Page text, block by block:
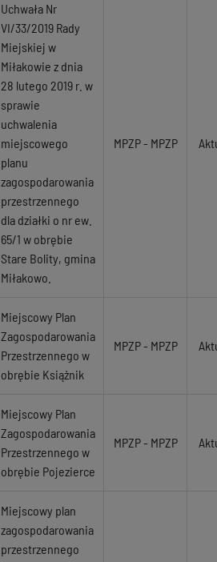
Uchwała Nr
VI/33/2019 Rady
Miejskiej w
Miłakowie z dnia
28 lutego 2019 r. w
sprawie
uchwalenia
miejscowego
planu
zagospodarowania
przestrzennego
dla działki o nr ew.
65/1 w obrębie
Stare Bolity, gmina
Miłakowo.
MPZP - MPZP
Miejscowy Plan
Zagospodarowania
Przestrzennego w
obrębie Książnik
MPZP - MPZP
Miejscowy Plan
Zagospodarowania
Przestrzennego w
obrębie Pojezierce
MPZP - MPZP
Miejscowy plan
zagospodarowania
przestrzennego